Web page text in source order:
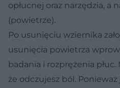
opłucnej oraz narzędzia, a
(powietrze).
Po usunięciu wziernika
usunięcia powietrza
badania i rozprężenia
że odczujesz ból.